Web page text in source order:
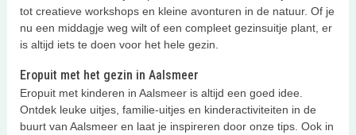
tot creatieve workshops en kleine avonturen in de natuur. Of je
nu een middagje weg wilt of een compleet gezinsuitje plant, er
is altijd iets te doen voor het hele gezin.
Eropuit met het gezin in Aalsmeer
Eropuit met kinderen in Aalsmeer is altijd een goed idee.
Ontdek leuke uitjes, familie-uitjes en kinderactiviteiten in de
buurt van Aalsmeer en laat je inspireren door onze tips. Ook in